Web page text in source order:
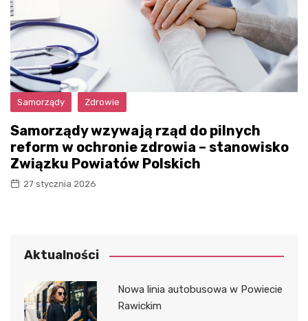
Samorządy Zdrowie
Samorządy wzywają rząd do pilnych
reform w ochronie zdrowia – stanowisko
Związku Powiatów Polskich
27 stycznia 2026
Aktualności
Nowa linia autobusowa w Powiecie
Rawickim